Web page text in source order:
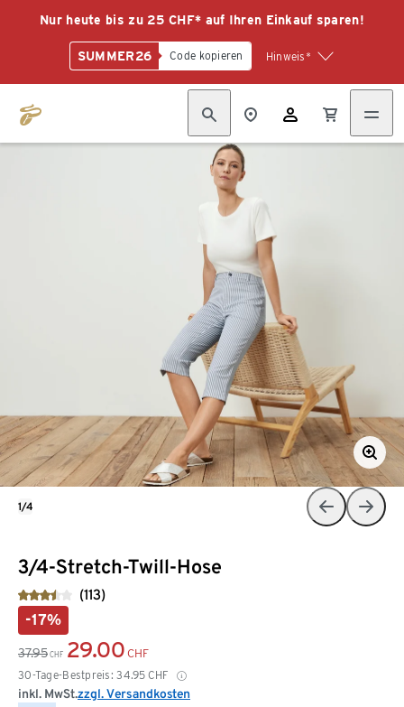
Nur heute bis zu 25 CHF* auf Ihren Einkauf sparen!
SUMMER26 Code kopieren Hinweis*
3/4-Stretch-Twill-Hose
(113)
-17%
37.95 CHF 29.00 CHF
30-Tage-Bestpreis: 34.95 CHF
inkl. MwSt.zzgl. Versandkosten
1/4